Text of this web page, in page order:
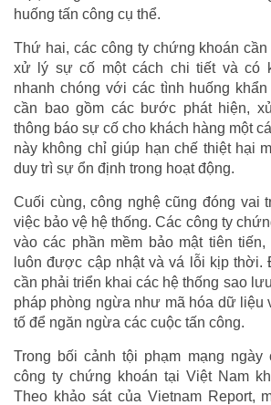
huống tấn công cụ thể.
Thứ hai, các công ty chứng khoán
xử lý sự cố một cách chi tiết và có
nhanh chóng với các tình huống
cần bao gồm các bước phát hiện,
thông báo sự cố cho khách hàng một
này không chỉ giúp hạn chế thiệt hại
duy trì sự ổn định trong hoạt động.
Cuối cùng, công nghệ cũng đóng vai
việc bảo vệ hệ thống. Các công ty
vào các phần mềm bảo mật tiên
luôn được cập nhật và vá lỗi kịp thời.
cần phải triển khai các hệ thống sao
pháp phòng ngừa như mã hóa dữ liệu
tố để ngăn ngừa các cuộc tấn công.
Trong bối cảnh tội phạm mạng ngày
công ty chứng khoán tại Việt Nam
Theo khảo sát của Vietnam Report,